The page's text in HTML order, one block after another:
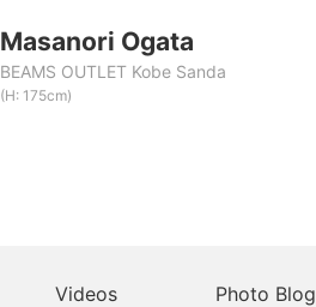
Masanori Ogata
BEAMS OUTLET Kobe Sanda
(H: 175cm)
Videos Photo Blog